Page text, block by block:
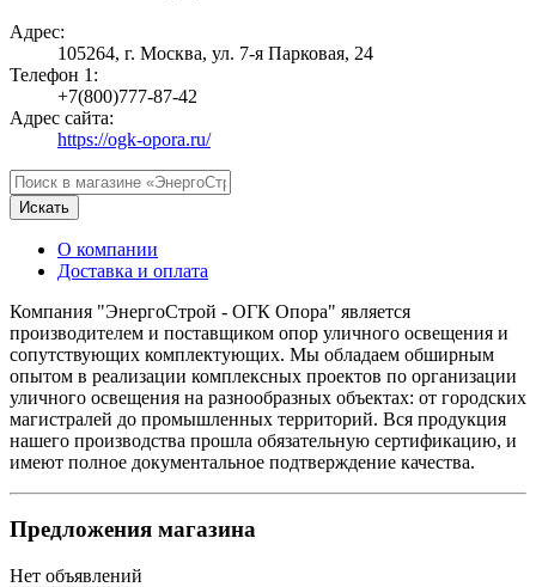
Адрес:
105264, г. Москва, ул. 7-я Парковая, 24
Телефон 1:
+7(800)777-87-42
Адрес сайта:
https://ogk-opora.ru/
Искать
О компании
Доставка и оплата
Компания "ЭнергоСтрой - ОГК Опора" является
производителем и поставщиком опор уличного освещения и
сопутствующих комплектующих. Мы обладаем обширным
опытом в реализации комплексных проектов по организации
уличного освещения на разнообразных объектах: от городских
магистралей до промышленных территорий. Вся продукция
нашего производства прошла обязательную сертификацию, и
имеют полное документальное подтверждение качества.
Предложения магазина
Нет объявлений